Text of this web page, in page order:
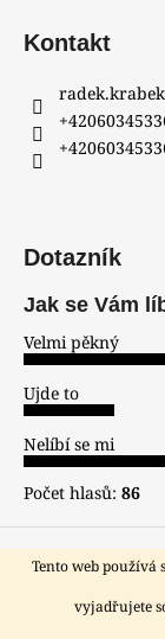
Tento web používá
vyjadřujete
Sleva pro
Kontakt
radek.krabek
Dotazník
Jak se Vám
Velmi pěkný
Ujde to
Nelíbí se mi
Počet hlasů: 86